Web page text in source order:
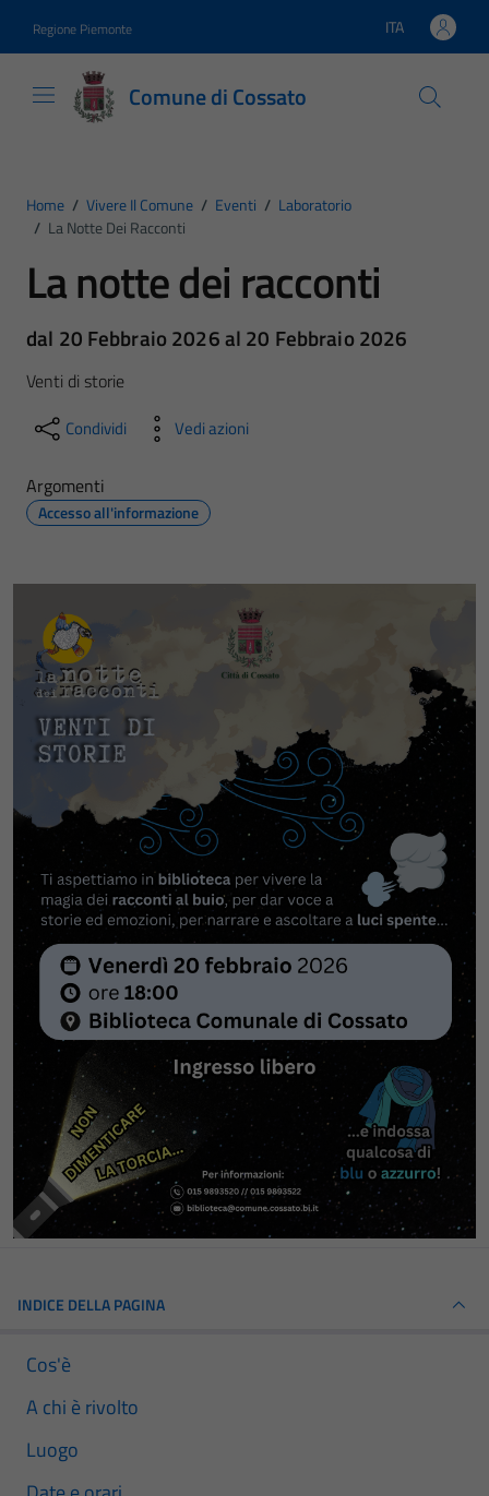
Regione Piemonte Lingua attiva:
ITA
Comune di Cossato
Home / Vivere Il Comune / Eventi / Laboratorio
/ La Notte Dei Racconti
La notte dei racconti
dal 20 Febbraio 2026 al 20 Febbraio 2026
Venti di storie
Condividi Vedi azioni
Argomenti
Accesso all'informazione
INDICE DELLA PAGINA
Cos'è
A chi è rivolto
Luogo